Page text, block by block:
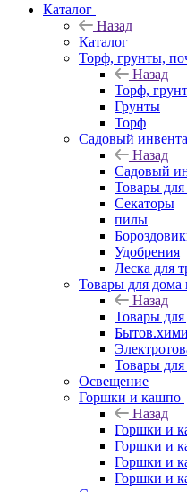
Каталог
Назад
Каталог
Торф, грунты,
Назад
Торф,
Грунты
Торф
Садовый
Назад
Садовый
Товары для
Секаторы
пилы
Удобрения
Леска для
Товары для дома
Назад
Товары
Товары
Освещение
Горшки и кашпо
Назад
Горшки и
Горшки и
Горшки и
Горшки и